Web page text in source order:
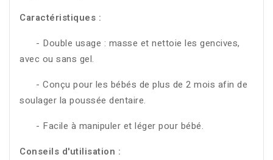
Caractéristiques :
- Double usage : masse et nettoie les gencives,
avec ou sans gel.
- Conçu pour les bébés de plus de 2 mois afin de
soulager la poussée dentaire.
- Facile à manipuler et léger pour bébé.
Conseils d'utilisation :